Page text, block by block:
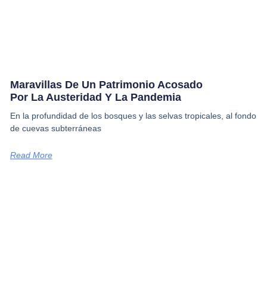
Maravillas De Un Patrimonio Acosado
Por La Austeridad Y La Pandemia
En la profundidad de los bosques y las selvas tropicales, al fondo
de cuevas subterráneas
Read More